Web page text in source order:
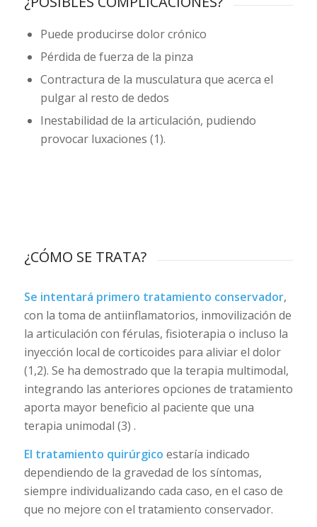
Puede producirse dolor crónico
Pérdida de fuerza de la pinza
Contractura de la musculatura que acerca el
pulgar al resto de dedos
Inestabilidad de la articulación, pudiendo
provocar luxaciones (1).
¿CÓMO SE TRATA?
Se intentará primero tratamiento conservador,
con la toma de antiinflamatorios, inmovilización de
la articulación con férulas, fisioterapia o incluso la
inyección local de corticoides para aliviar el dolor
(1,2). Se ha demostrado que la terapia multimodal,
integrando las anteriores opciones de tratamiento
aporta mayor beneficio al paciente que una
terapia unimodal (3) .
El tratamiento quirúrgico estaría indicado
dependiendo de la gravedad de los síntomas,
siempre individualizando cada caso, en el caso de
que no mejore con el tratamiento conservador.